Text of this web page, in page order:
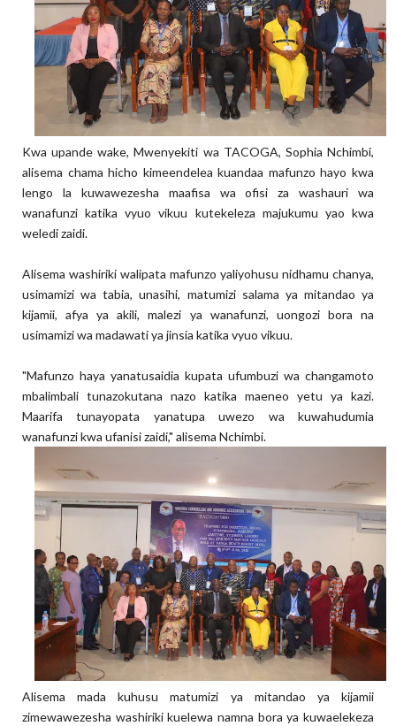
Kwa upande wake, Mwenyekiti wa TACOGA, Sophia Nchimbi,
alisema chama hicho kimeendelea kuandaa mafunzo hayo kwa
lengo la kuwawezesha maafisa wa ofisi za washauri wa
wanafunzi katika vyuo vikuu kutekeleza majukumu yao kwa
weledi zaidi.
Alisema washiriki walipata mafunzo yaliyohusu nidhamu chanya,
usimamizi wa tabia, unasihi, matumizi salama ya mitandao ya
kijamii, afya ya akili, malezi ya wanafunzi, uongozi bora na
usimamizi wa madawati ya jinsia katika vyuo vikuu.
"Mafunzo haya yanatusaidia kupata ufumbuzi wa changamoto
mbalimbali tunazokutana nazo katika maeneo yetu ya kazi.
Maarifa tunayopata yanatupa uwezo wa kuwahudumia
wanafunzi kwa ufanisi zaidi," alisema Nchimbi.
Alisema mada kuhusu matumizi ya mitandao ya kijamii
zimewawezesha washiriki kuelewa namna bora ya kuwaelekeza